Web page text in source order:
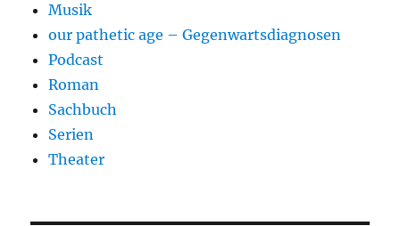
Musik
our pathetic age – Gegenwartsdiagnosen
Podcast
Roman
Sachbuch
Serien
Theater